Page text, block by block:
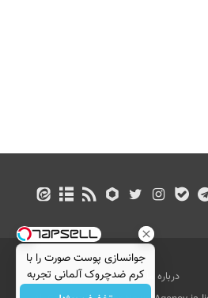
درباره ما تماس با ما
بازرگانی
جوانسازی پوست صورت را با
کرم ضدچروک آلمانی تجربه
کنید!